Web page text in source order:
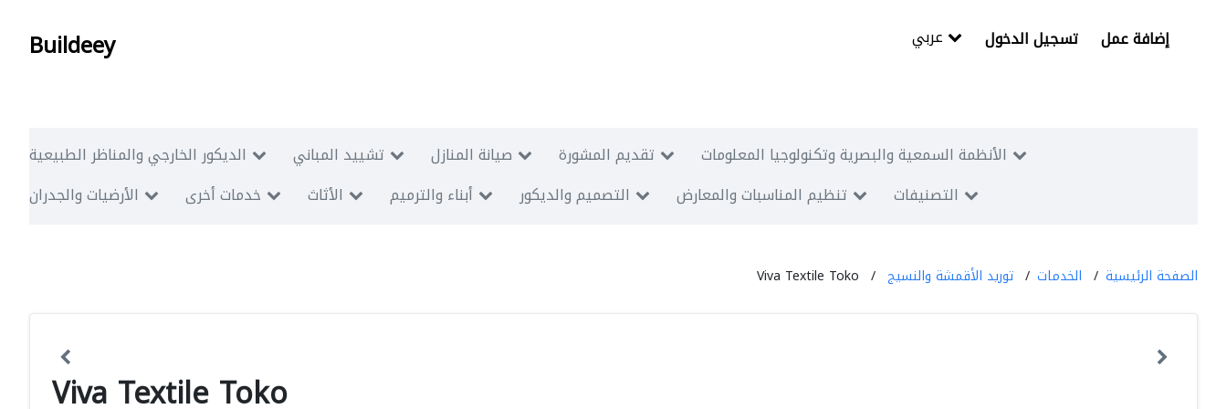
Buildeey تسجيل الدخول إضافة عمل
الديكور الخارجي والمناظر الطبيعية تشييد المباني صيانة المنازل تقديم المشورة
الأنظمة السمعية والبصرية وتكنولوجيا المعلومات
الأرضيات والجدران
خدمات أخرى الأثاث أبناء والترميم التصميم والديكور تنظيم المناسبات والمعارض التصنيفات
الصفحة الرئيسية الخدمات توريد الأقمشة والنسيج Viva Textile Toko
Viva Textile Toko